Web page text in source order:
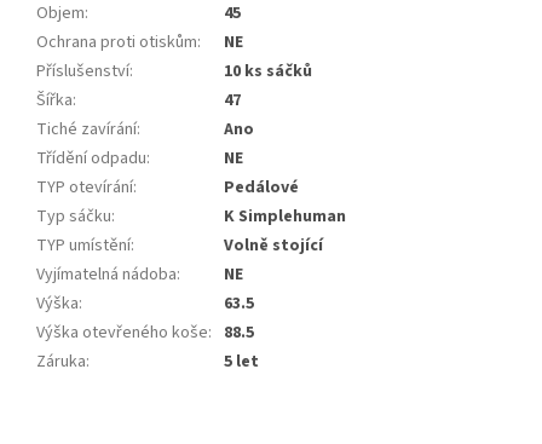
Objem:
45
Ochrana proti otiskům:
NE
Příslušenství:
10 ks sáčků
Šířka:
47
Tiché zavírání:
Ano
Třídění odpadu:
NE
TYP otevírání:
Pedálové
Typ sáčku:
K Simplehuman
TYP umístění:
Volně stojící
Vyjímatelná nádoba:
NE
Výška:
63.5
Výška otevřeného koše: 88.5
Záruka: 5 let